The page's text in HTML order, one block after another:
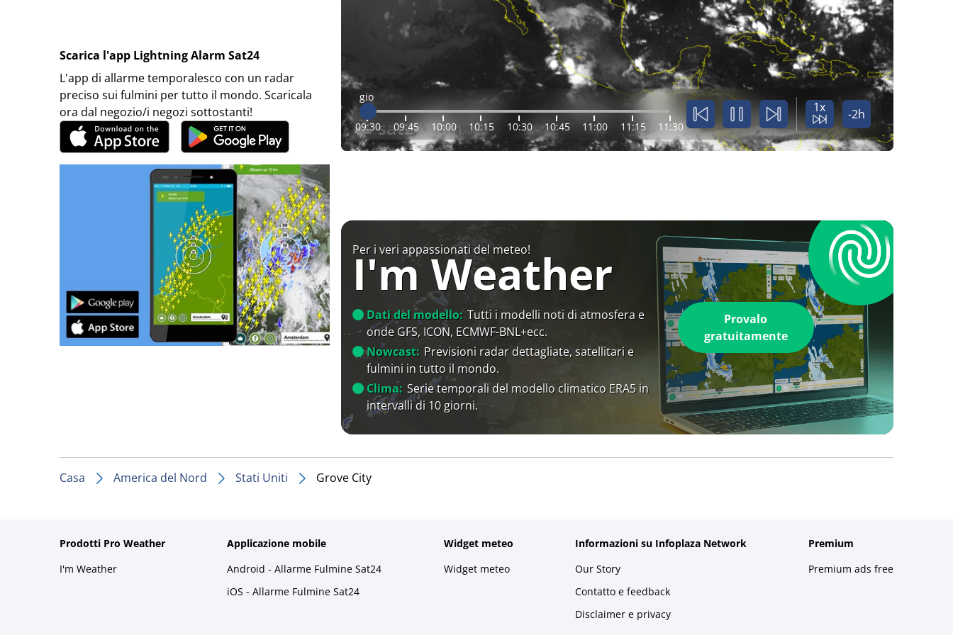
Scarica l'app Lightning Alarm Sat24
L'app di allarme temporalesco con un radar
preciso sui fulmini per tutto il mondo. Scaricala
ora dal negozio/i negozi sottostanti!
gio
09:30 09:45 10:00 10:15 10:30 10:45 11:00 11:15 11:30
1x -2h
Per i veri appassionati del meteo!
I'm Weather
Dati del modello: Tutti i modelli noti di atmosfera e
onde GFS, ICON, ECMWF-BNL+ecc.
Nowcast: Previsioni radar dettagliate, satellitari e
fulmini in tutto il mondo.
Clima: Serie temporali del modello climatico ERA5 in
intervalli di 10 giorni.
Provalo
gratuitamente
Casa America del Nord Stati Uniti Grove City
Prodotti Pro Weather
I'm Weather
Applicazione mobile
Android - Allarme Fulmine Sat24
iOS - Allarme Fulmine Sat24
Widget meteo
Widget meteo
Informazioni su Infoplaza Network
Our Story
Contatto e feedback
Disclaimer e privacy
Premium
Premium ads free